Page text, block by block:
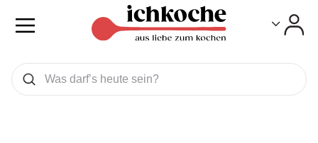
Was wollen Sie suchen
Suchen